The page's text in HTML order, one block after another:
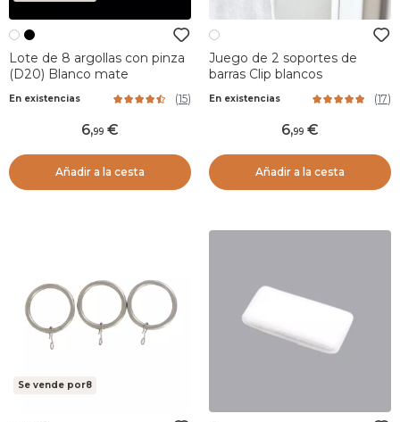
Lote de 8 argollas con pinza
(D20) Blanco mate
En existencias (15)
6,99
Añadir a la cesta
Juego de 2 soportes de
barras Clip blancos
En existencias (17)
6,99
Añadir a la cesta
Se vende por8